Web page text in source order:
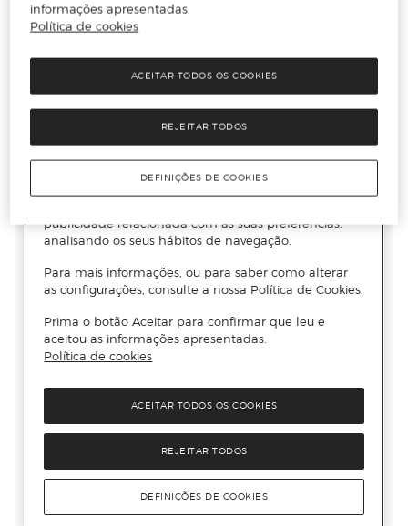
informações apresentadas.
Política de cookies
REJEITAR TODOS
ACEITAR TODOS OS COOKIES
DEFINIÇÕES DE COOKIES